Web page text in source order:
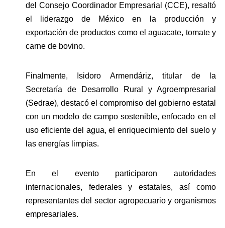
del Consejo Coordinador Empresarial (CCE), resaltó
el liderazgo de México en la producción y
exportación de productos como el aguacate, tomate y
carne de bovino.
Finalmente, Isidoro Armendáriz, titular de la
Secretaría de Desarrollo Rural y Agroempresarial
(Sedrae), destacó el compromiso del gobierno estatal
con un modelo de campo sostenible, enfocado en el
uso eficiente del agua, el enriquecimiento del suelo y
las energías limpias.
En el evento participaron autoridades
internacionales, federales y estatales, así como
representantes del sector agropecuario y organismos
empresariales.